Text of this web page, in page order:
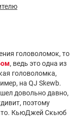
головоломок, то
, ведь это одна из
головоломка,
на QJ Skewb.
довольно давно,
поэтому
КьюДжей Скьюб